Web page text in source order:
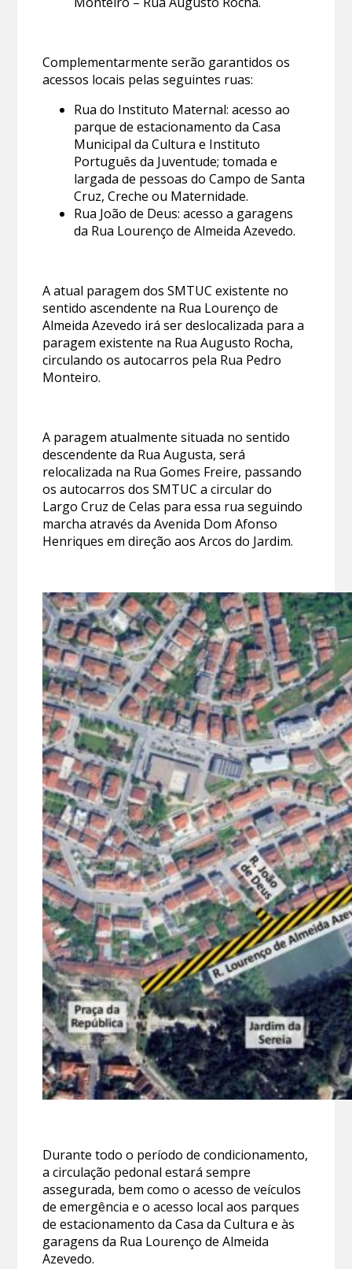
Complementarmente serão garantidos os
acessos locais pelas seguintes ruas:
Rua do Instituto Maternal: acesso ao
parque de estacionamento da Casa
Municipal da Cultura e Instituto
Português da Juventude; tomada e
largada de pessoas do Campo de Santa
Cruz, Creche ou Maternidade.
Rua João de Deus: acesso a garagens
da Rua Lourenço de Almeida Azevedo.
A atual paragem dos SMTUC existente no
sentido ascendente na Rua Lourenço de
Almeida Azevedo irá ser deslocalizada para a
paragem existente na Rua Augusto Rocha,
circulando os autocarros pela Rua Pedro
Monteiro.
A paragem atualmente situada no sentido
descendente da Rua Augusta, será
relocalizada na Rua Gomes Freire, passando
os autocarros dos SMTUC a circular do
Largo Cruz de Celas para essa rua seguindo
marcha através da Avenida Dom Afonso
Henriques em direção aos Arcos do Jardim.
Durante todo o período de condicionamento,
a circulação pedonal estará sempre
assegurada, bem como o acesso de veículos
de emergência e o acesso local aos parques
de estacionamento da Casa da Cultura e às
garagens da Rua Lourenço de Almeida
Azevedo.